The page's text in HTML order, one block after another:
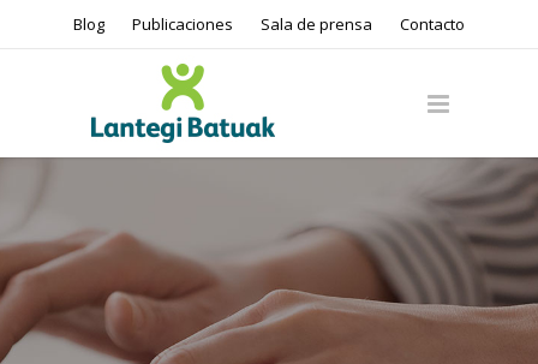
Blog Publicaciones Sala de prensa Contacto